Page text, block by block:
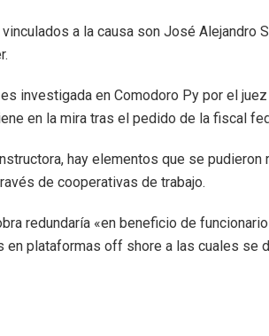
a la causa son José Alejandro
investigada en Comodoro Py por el
en la mira tras el pedido de la fiscal
hay elementos que se
de cooperativas de trabajo.
redundaría «en beneficio de
en plataformas off shore a las cuales se